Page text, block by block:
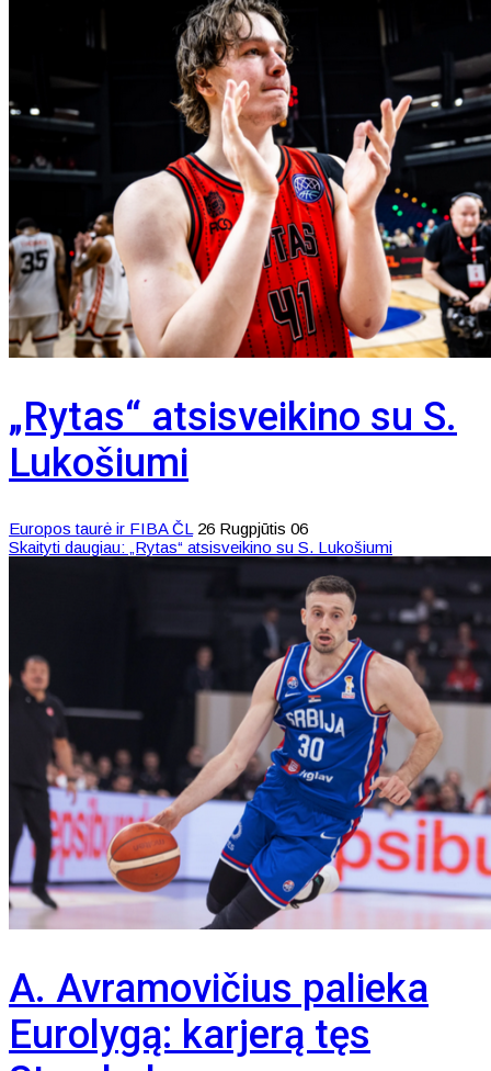
„Rytas“ atsisveikino su S.
Lukošiumi
Europos taurė ir FIBA ČL 26 Rugpjūtis 06
Skaityti daugiau: „Rytas“ atsisveikino su S. Lukošiumi
A. Avramovičius palieka
Eurolygą: karjerą tęs